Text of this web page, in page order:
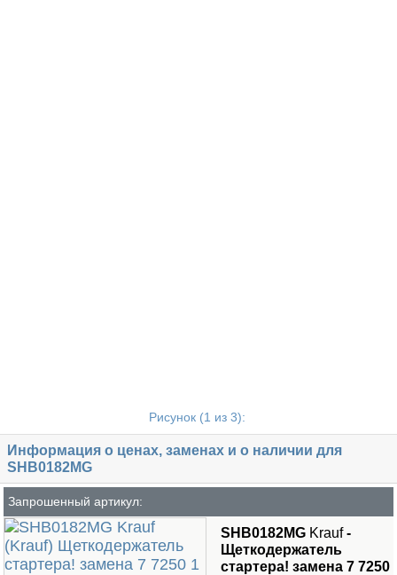
Рисунок (1 из 3):
Информация о ценах, заменах и о наличии для
SHB0182MG
Запрошенный артикул:
SHB0182MG Krauf-
Щеткодержатель
стартера! замена 7 7250